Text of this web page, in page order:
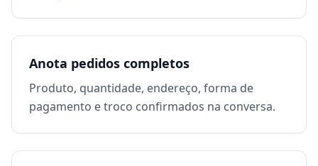
Anota pedidos completos
Produto, quantidade, endereço, forma de
pagamento e troco confirmados na conversa.